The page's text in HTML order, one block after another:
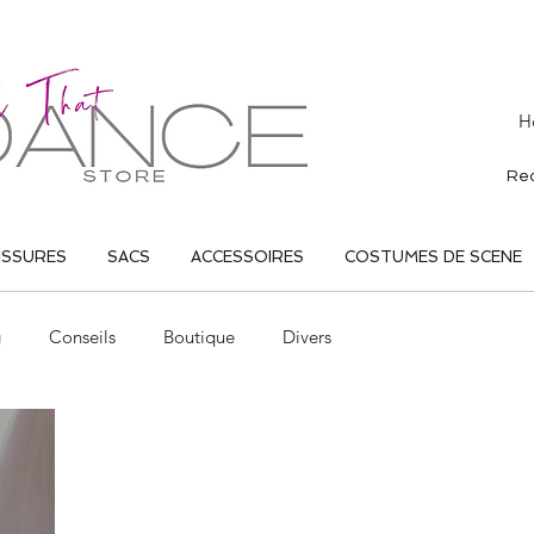
SACS ACCESSOIRES COSTUMES DE SCENE
Conseils Boutique Divers